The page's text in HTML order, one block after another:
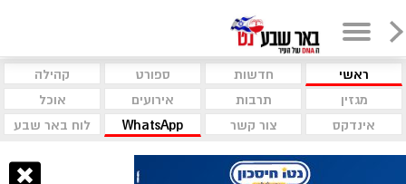
ראשי חדשות ספורט
קהילה
מגזין
תרבות אירועים
אוכל
אינדקס
צור קשר WhatsApp לוח באר שבע